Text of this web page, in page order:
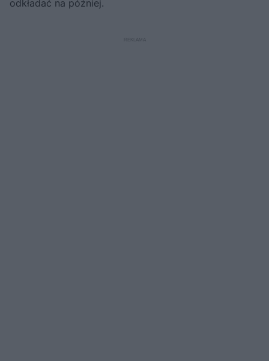
odkładać na później.